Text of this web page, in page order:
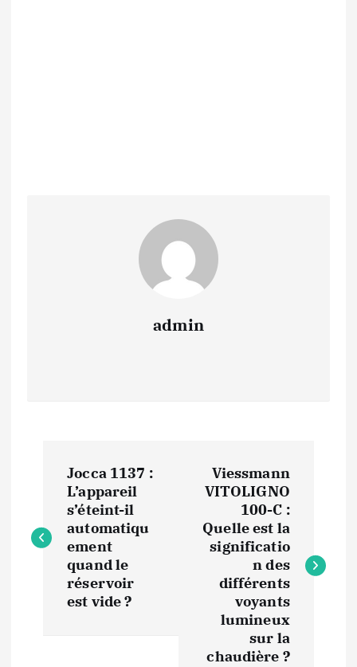
admin
v
Jocca 1137 :
L’appareil
s’éteint-il
automatiqu
ement
quand le
réservoir
est vide ?
Viessmann
VITOLIGNO
100-C :
Quelle est la
significatio
n des
différents
voyants
lumineux
sur la
chaudière ?